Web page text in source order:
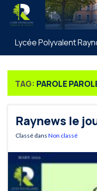
Lycée Polyvalent
TAG: PAROLE
Raynews le
Classé dans Non classé